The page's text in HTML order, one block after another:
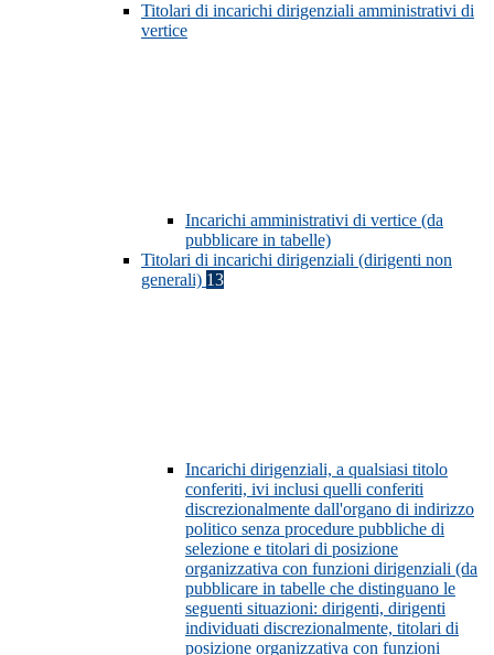
Titolari di incarichi dirigenziali amministrativi di
vertice
Incarichi amministrativi di vertice (da
pubblicare in tabelle)
Titolari di incarichi dirigenziali (dirigenti non
generali) 13
Incarichi dirigenziali, a qualsiasi titolo
conferiti, ivi inclusi quelli conferiti
discrezionalmente dall'organo di indirizzo
politico senza procedure pubbliche di
selezione e titolari di posizione
organizzativa con funzioni dirigenziali (da
pubblicare in tabelle che distinguano le
seguenti situazioni: dirigenti, dirigenti
individuati discrezionalmente, titolari di
posizione organizzativa con funzioni